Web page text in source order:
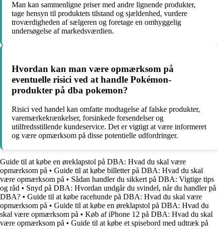
Man kan sammenligne priser med andre lignende produkter,
tage hensyn til produktets tilstand og sjældenhed, vurdere
troværdigheden af ​​sælgeren og foretage en omhyggelig
undersøgelse af markedsværdien.
Hvordan kan man være opmærksom på
eventuelle risici ved at handle Pokémon-
produkter på dba pokemon?
Risici ved handel kan omfatte modtagelse af falske produkter,
varemærkekrænkelser, forsinkede forsendelser og
utilfredsstillende kundeservice. Det er vigtigt at være informeret
og være opmærksom på disse potentielle udfordringer.
Guide til at købe en øreklapstol på DBA: Hvad du skal være
opmærksom på • Guide til at købe billetter på DBA: Hvad du skal
være opmærksom på • Sådan handler du sikkert på DBA: Vigtige tips
og råd • Snyd på DBA: Hvordan undgår du svindel, når du handler på
DBA? • Guide til at købe racehunde på DBA: Hvad du skal være
opmærksom på • Guide til at købe en øreklapstol på DBA: Hvad du
skal være opmærksom på • Køb af iPhone 12 på DBA: Hvad du skal
være opmærksom på • Guide til at købe et spisebord med udtræk på